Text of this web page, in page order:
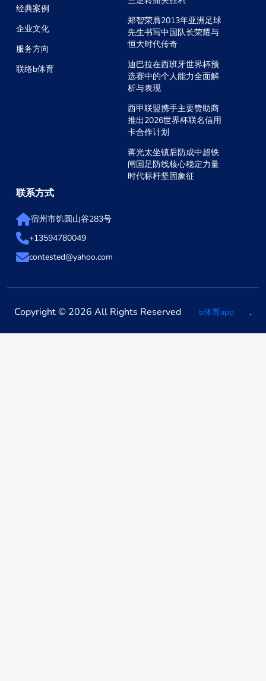
经典案例
企业文化
服务方向
联络b体育
郑智荣膺2013年亚洲足球
先生书写中国队长荣耀与
恒大时代传奇
迪巴拉在西班牙世界杯预
选赛中的个人能力全面解
析与表现
西甲联盟携手主要赞助商
推出2026世界杯联名信用
卡合作计划
蒋光太坐镇后防成中超铁
闸国足防线核心稳定力量
时代标杆坚固象征
联系方式
宿州市饥圆山谷283号
+13594780049
contested@yahoo.com
Copyright © 2026 All Rights Reserved b体育app .